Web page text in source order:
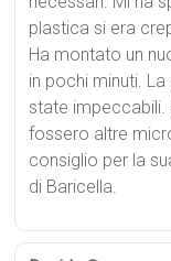
plastica si era
Ha montato un
in pochi minuti.
state
fossero altre
consiglio per la
di Baricella.